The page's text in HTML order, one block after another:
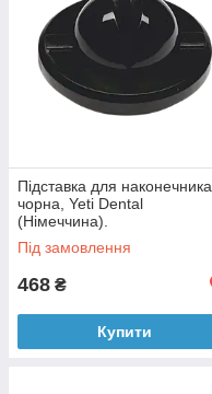
Підставка для наконечника,
чорна, Yeti Dental
(Німеччина).
Під замовлення
468 ₴
Купити